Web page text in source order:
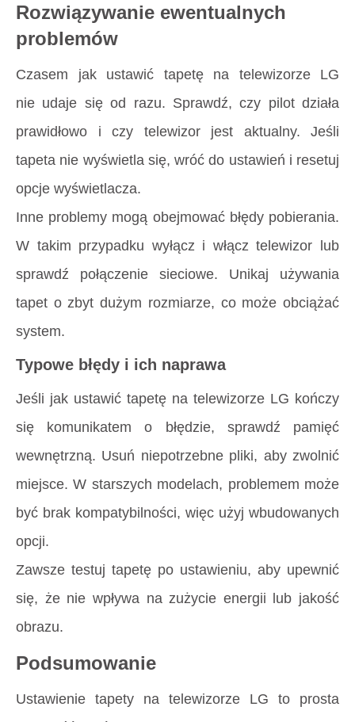
Rozwiązywanie ewentualnych
problemów
Czasem jak ustawić tapetę na telewizorze LG
nie udaje się od razu. Sprawdź, czy pilot działa
prawidłowo i czy telewizor jest aktualny. Jeśli
tapeta nie wyświetla się, wróć do ustawień i resetuj
opcje wyświetlacza.
Inne problemy mogą obejmować błędy pobierania.
W takim przypadku wyłącz i włącz telewizor lub
sprawdź połączenie sieciowe. Unikaj używania
tapet o zbyt dużym rozmiarze, co może obciążać
system.
Typowe błędy i ich naprawa
Jeśli jak ustawić tapetę na telewizorze LG kończy
się komunikatem o błędzie, sprawdź pamięć
wewnętrzną. Usuń niepotrzebne pliki, aby zwolnić
miejsce. W starszych modelach, problemem może
być brak kompatybilności, więc użyj wbudowanych
opcji.
Zawsze testuj tapetę po ustawieniu, aby upewnić
się, że nie wpływa na zużycie energii lub jakość
obrazu.
Podsumowanie
Ustawienie tapety na telewizorze LG to prosta